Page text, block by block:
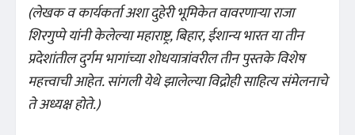
(लेखक व कार्यकर्ता अशा दुहेरी भूमिकेत वावरणाऱ्या राजा
शिरगुप्पे यांनी केलेल्या महाराष्ट्र, बिहार, ईशान्य भारत या तीन
प्रदेशांतील दुर्गम भागांच्या शोधयात्रांवरील तीन पुस्तके विशेष
महत्त्वाची आहेत. सांगली येथे झालेल्या विद्रोही साहित्य संमेलनाचे
ते अध्यक्ष होते.)